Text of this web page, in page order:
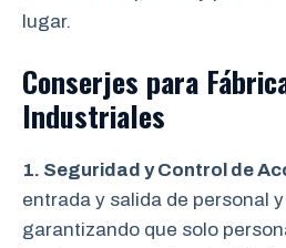
lugar.
Conserjes para
Industriales
1. Seguridad y Control de
entrada y salida de personal
garantizando que solo